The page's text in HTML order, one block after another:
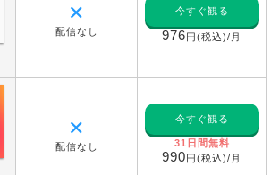
✕
配信なし
今すぐ観る
976円(税込)/月
✕
配信なし
今すぐ観る
31日間無料
990円(税込)/月